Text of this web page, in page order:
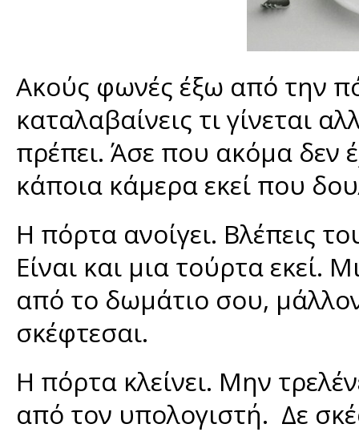
Ακούς φωνές έξω από την
καταλαβαίνεις τι γίνεται
πρέπει. Άσε που ακόμα δεν
κάποια κάμερα εκεί που
Η πόρτα ανοίγει. Βλέπεις
Είναι και μια τούρτα εκεί.
από το δωμάτιο σου,
σκέφτεσαι.
Η πόρτα κλείνει. Μην
από τον υπολογιστή. Δε